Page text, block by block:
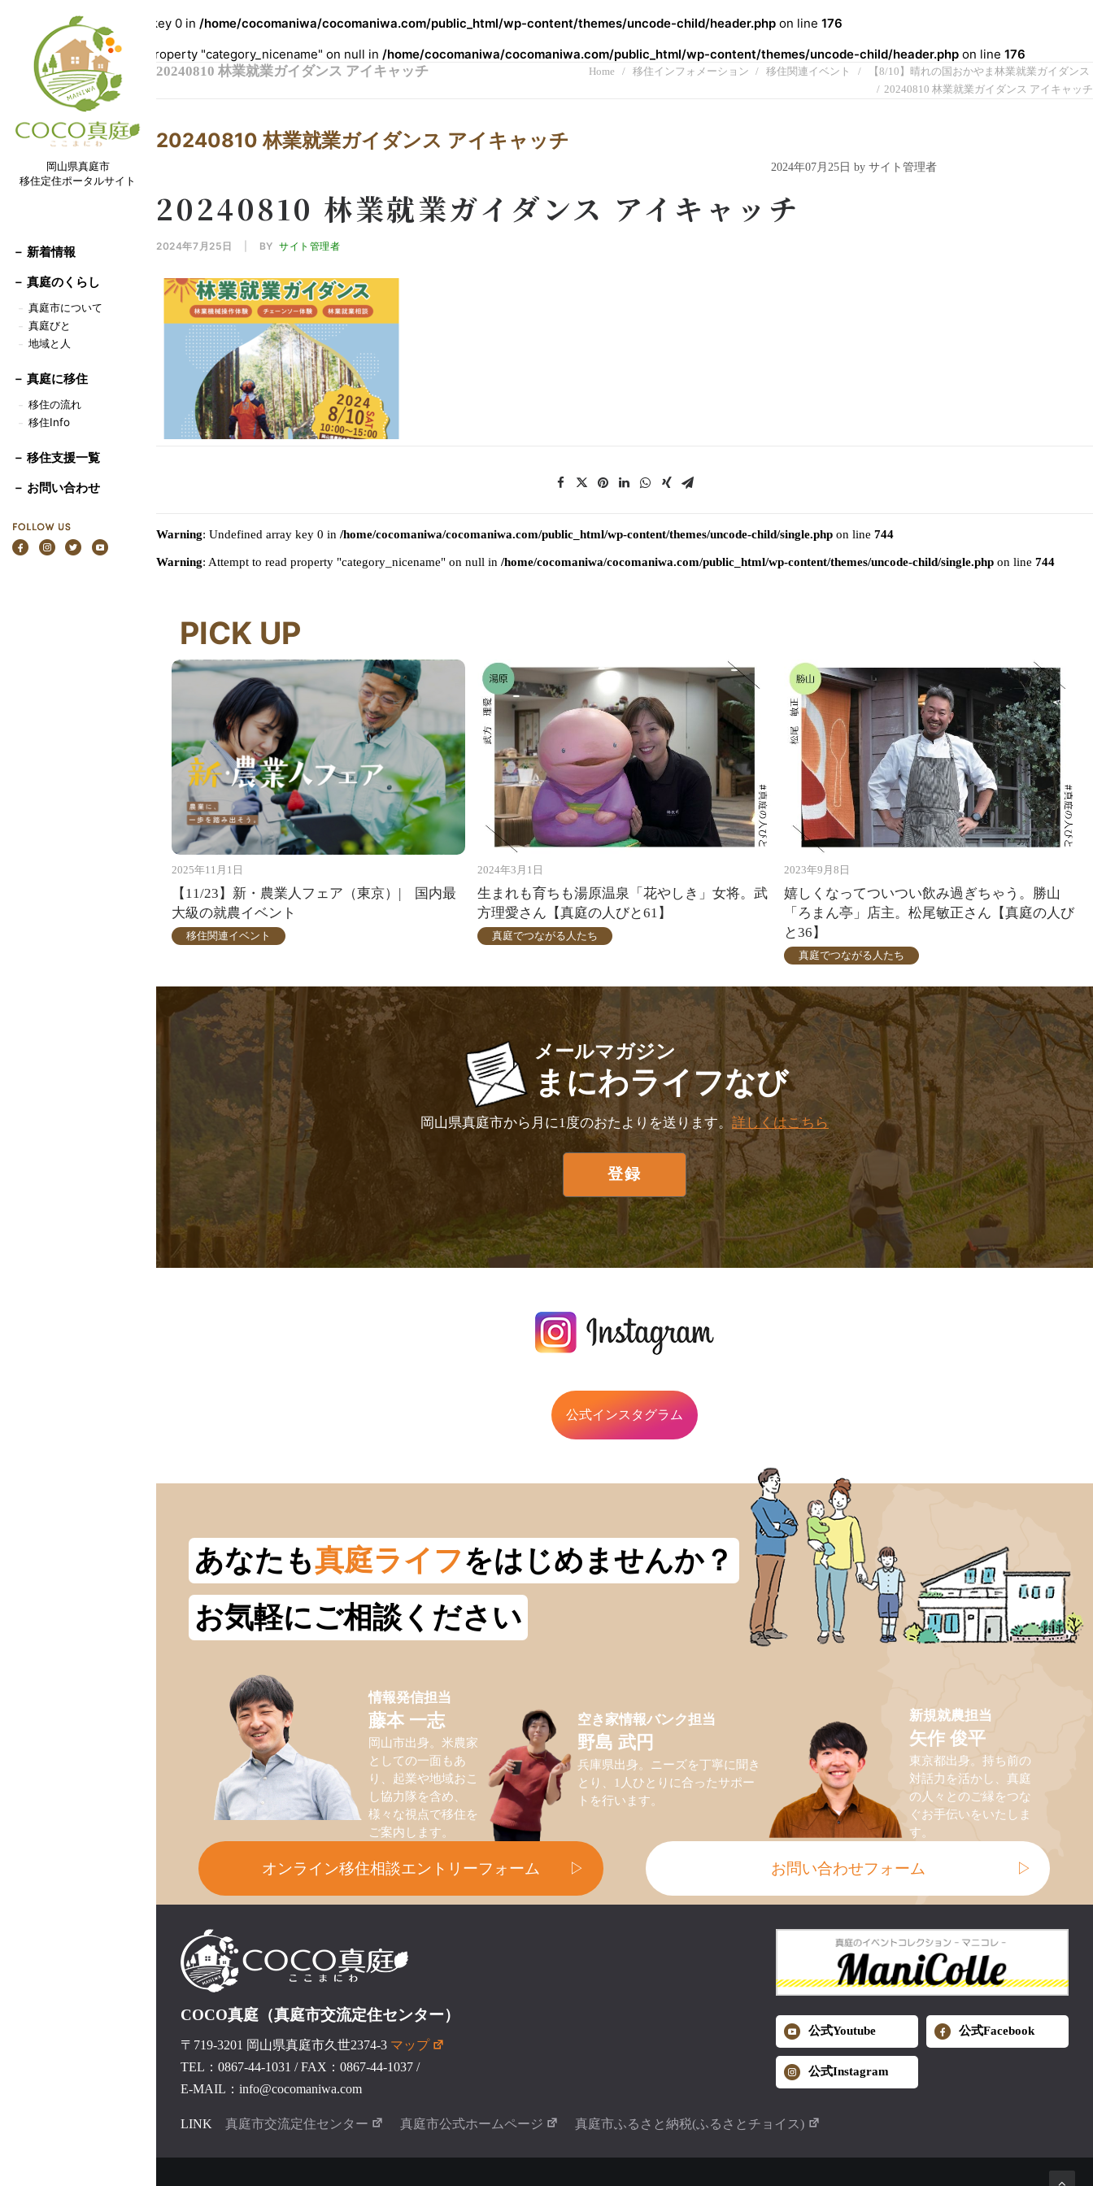
: Undefined array key 0 in /home/cocomaniwa/cocomaniwa.com/public_html/wp-content/themes/uncode-child/header.php on line 176
Warning : Attempt to read property "category_nicename" on null in /home/cocomaniwa/cocomaniwa.com/public_html/wp-content/themes/uncode-child/header.php on line 176
岡山県真庭市
移住定住ポータルサイト
－ 新着情報
－ 真庭のくらし
－ 真庭市について
－ 真庭びと
－ 地域と人
－ 真庭に移住
－ 移住の流れ
－ 移住Info
－ 移住支援一覧
－ お問い合わせ
20240810 林業就業ガイダンス アイキャッチ Home 移住インフォメーション 移住関連イベント
【8/10】晴れの国おかやま林業就業ガイダンス
20240810 林業就業ガイダンス アイキャッチ
20240810 林業就業ガイダンス アイキャッチ
2024年07月25日 by サイト管理者
20240810 林業就業ガイダンス アイキャッチ
2024年7月25日 BY サイト管理者
Warning: Undefined array key 0 in /home/cocomaniwa/cocomaniwa.com/public_html/wp-content/themes/uncode-child/single.phpon line 744
Warning: Attempt to read property "category_nicename" on null in /home/cocomaniwa/cocomaniwa.com/public_html/wp-content/themes/uncode-child/single.phpon line 744
PICK UP
2025年11月1日
【11/23】新・農業人フェア（東京）| 国内最
大級の就農イベント
移住関連イベント
2024年3月1日
生まれも育ちも湯原温泉「花やしき」女将。武
方理愛さん【真庭の人びと61】
真庭でつながる人たち
2023年9月8日
嬉しくなってついつい飲み過ぎちゃう。勝山
「ろまん亭」店主。松尾敏正さん【真庭の人び
と36】
真庭でつながる人たち
メールマガジン
まにわライフなび
岡山県真庭市から月に1度のおたよりを送ります。 詳しくはこちら
公式インスタグラム
あなたも真庭ライフをはじめませんか？
お気軽にご相談ください
情報発信担当
藤本 一志
岡山市出身。米農家
としての一面もあ
り、起業や地域おこ
し協力隊を含め、
様々な視点で移住を
ご案内します。
空き家情報バンク担当
野島 武円
兵庫県出身。ニーズを丁寧に聞き
とり、1人ひとりに合ったサポー
トを行います。
新規就農担当
矢作 俊平
東京都出身。持ち前の
対話力を活かし、真庭
の人々とのご縁をつな
ぐお手伝いをいたしま
す。
オンライン移住相談エントリーフォーム ▷ お問い合わせフォーム ▷
COCO真庭（真庭市交流定住センター）
〒719-3201 岡山県真庭市久世2374-3 マップ
TEL：0867-44-1031 /FAX：0867-44-1037/
E-MAIL：info@cocomaniwa.com
公式Youtube 公式Facebook
公式Instagram
LINK 真庭市交流定住センター 真庭市公式ホームページ 真庭市ふるさと納税(ふるさとチョイス)